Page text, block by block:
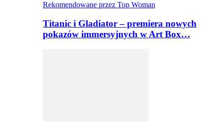
Rekomendowane przez Top Woman
Titanic i Gladiator – premiera nowych
pokazów immersyjnych w Art Box…